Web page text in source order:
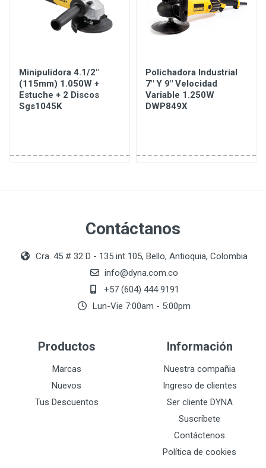
Minipulidora 4.1/2"
(115mm) 1.050W +
Estuche + 2 Discos
Sgs1045K
Polichadora Industrial
7" Y 9" Velocidad
Variable 1.250W
DWP849X
Contáctanos
Cra. 45 # 32 D - 135 int 105, Bello, Antioquia, Colombia
info@dyna.com.co
+57 (604) 444 9191
Lun-Vie 7:00am - 5:00pm
Productos
Marcas
Nuevos
Tus Descuentos
Información
Nuestra compañia
Ingreso de clientes
Ser cliente DYNA
Suscríbete
Contáctenos
Política de cookies